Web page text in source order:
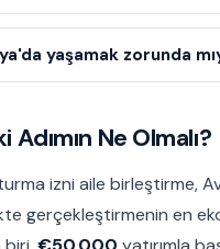
yaşamak zorunda
Adımın Ne Olmalı?
izni aile birleştirme,
gerçekleştirmenin en